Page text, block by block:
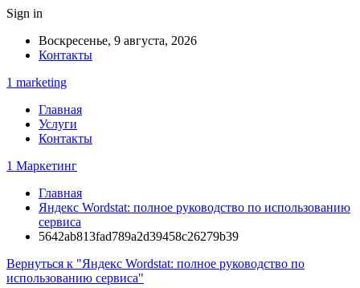
Sign in
Воскресенье, 9 августа, 2026
Контакты
1 marketing
Главная
Услуги
Контакты
1 Маркетинг
Главная
Яндекс Wordstat: полное руководство по использованию
сервиса
5642ab813fad789a2d39458c26279b39
Вернуться к "Яндекс Wordstat: полное руководство по
использованию сервиса"